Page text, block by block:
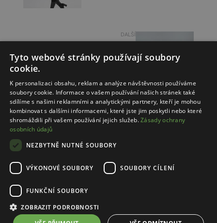
DALŠÍ
BOTÁM? POZNEJTE
Tyto webové stránky používají soubory
cookie.
K personalizaci obsahu, reklam a analýze návštěvnosti používáme
soubory cookie. Informace o vašem používání našich stránek také
sdílíme s našimi reklamními a analytickými partnery, kteří je mohou
kombinovat s dalšími informacemi, které jste jim poskytli nebo které
shromáždili při vašem používání jejich služeb.Zásady ochrany
osobních údajů
NEZBYTNĚ NUTNÉ SOUBORY
VÝKONOVÉ SOUBORY SOUBORY CÍLENÍ
FUNKČNÍ SOUBORY
ZOBRAZIT PODROBNOSTI